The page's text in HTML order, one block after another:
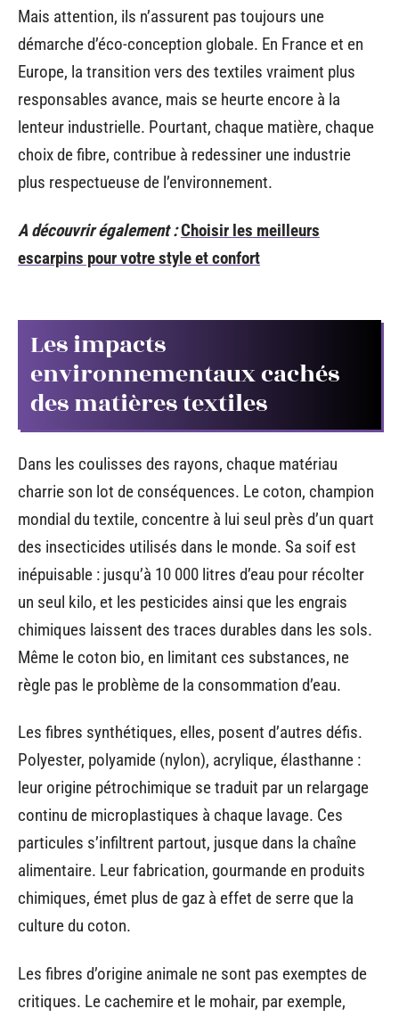
Mais attention, ils n’assurent pas toujours une
démarche d’éco-conception globale. En France et en
Europe, la transition vers des textiles vraiment plus
responsables avance, mais se heurte encore à la
lenteur industrielle. Pourtant, chaque matière, chaque
choix de fibre, contribue à redessiner une industrie
plus respectueuse de l’environnement.
A découvrir également :Choisir les meilleurs
escarpins pour votre style et confort
Les impacts
environnementaux cachés
des matières textiles
Dans les coulisses des rayons, chaque matériau
charrie son lot de conséquences. Le coton, champion
mondial du textile, concentre à lui seul près d’un quart
des insecticides utilisés dans le monde. Sa soif est
inépuisable : jusqu’à 10 000 litres d’eau pour récolter
un seul kilo, et les pesticides ainsi que les engrais
chimiques laissent des traces durables dans les sols.
Même le coton bio, en limitant ces substances, ne
règle pas le problème de la consommation d’eau.
Les fibres synthétiques, elles, posent d’autres défis.
Polyester, polyamide (nylon), acrylique, élasthanne :
leur origine pétrochimique se traduit par un relargage
continu de microplastiques à chaque lavage. Ces
particules s’infiltrent partout, jusque dans la chaîne
alimentaire. Leur fabrication, gourmande en produits
chimiques, émet plus de gaz à effet de serre que la
culture du coton.
Les fibres d’origine animale ne sont pas exemptes de
critiques. Le cachemire et le mohair, par exemple,